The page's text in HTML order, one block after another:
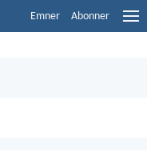
Emner Abonner